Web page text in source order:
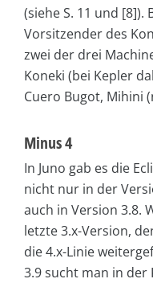
(siehe S. 11 und [8]).
Vorsitzender des
zwei der drei
Koneki (bei Kepler
Cuero Bugot, Mihini
Minus 4
In Juno gab es die
nicht nur in der
auch in Version 3.8.
letzte 3.x-Version,
die 4.x-Linie
3.9 sucht man in der